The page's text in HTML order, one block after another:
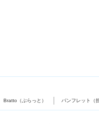
Bratto（ぶらっと） パンフレット（